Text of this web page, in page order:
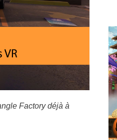
Factory déjà à